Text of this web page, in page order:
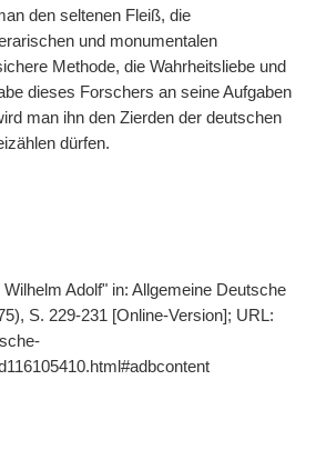
den seltenen Fleiß, die
und monumentalen
Methode, die Wahrheitsliebe und
dieses Forschers an seine Aufgaben
man ihn den Zierden der deutschen
dürfen.
Adolf" in: Allgemeine Deutsche
S. 229-231 [Online-Version]; URL: